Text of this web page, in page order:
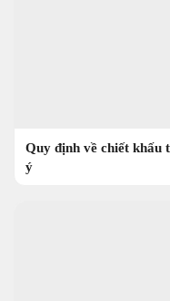
Quy định về chiết khấu
ý